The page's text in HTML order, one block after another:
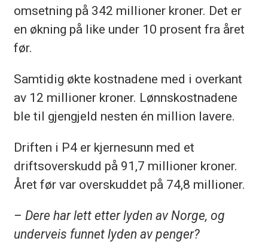
omsetning på 342 millioner kroner. Det er
en økning på like under 10 prosent fra året
før.
Samtidig økte kostnadene med i overkant
av 12 millioner kroner. Lønnskostnadene
ble til gjengjeld nesten én million lavere.
Driften i P4 er kjernesunn med et
driftsoverskudd på 91,7 millioner kroner.
Året før var overskuddet på 74,8 millioner.
– Dere har lett etter lyden av Norge, og
underveis funnet lyden av penger?